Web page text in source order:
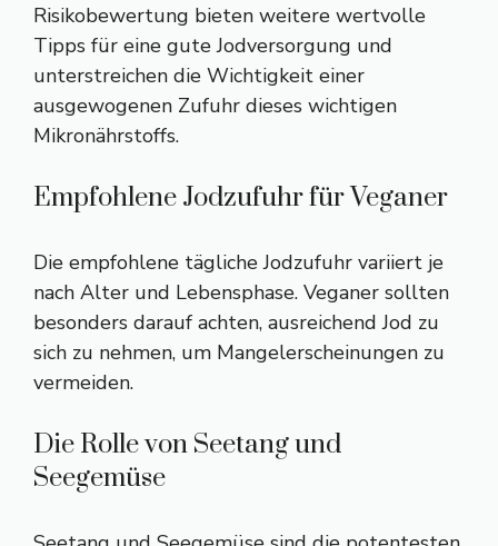
Risikobewertung bieten weitere wertvolle
Tipps für eine gute Jodversorgung und
unterstreichen die Wichtigkeit einer
ausgewogenen Zufuhr dieses wichtigen
Mikronährstoffs.
Empfohlene Jodzufuhr für Veganer
Die empfohlene tägliche Jodzufuhr variiert je
nach Alter und Lebensphase. Veganer sollten
besonders darauf achten, ausreichend Jod zu
sich zu nehmen, um Mangelerscheinungen zu
vermeiden.
Die Rolle von Seetang und
Seegemüse